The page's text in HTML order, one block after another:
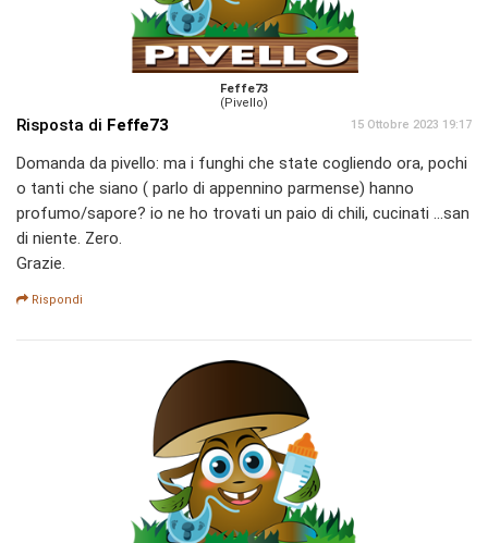
Feffe73
(Pivello)
Risposta di Feffe73 15 Ottobre 2023 19:17
Domanda da pivello: ma i funghi che state cogliendo ora, pochi
o tanti che siano ( parlo di appennino parmense) hanno
profumo/sapore? io ne ho trovati un paio di chili, cucinati ...san
di niente. Zero.
Grazie.
Rispondi